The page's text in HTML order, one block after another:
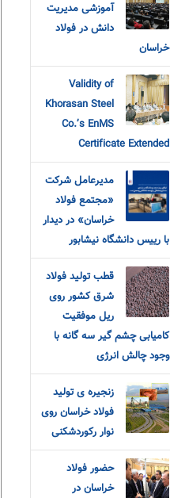
آموزشی مدیریت
دانش در فولاد
خراسان
Validity of
Khorasan Steel
Co.’s EnMS
Certificate Extended
مدیرعامل شرکت
«مجتمع فولاد
خراسان» در دیدار
با رییس دانشگاه نیشابور
قطب تولید فولاد
شرق کشور روی
ریل موفقیت
کامیابی چشم گیر سه گانه با
وجود چالش انرژی
زنجیره ی تولید
فولاد خراسان روی
نوار رکوردشکنی
حضور فولاد
خراسان در